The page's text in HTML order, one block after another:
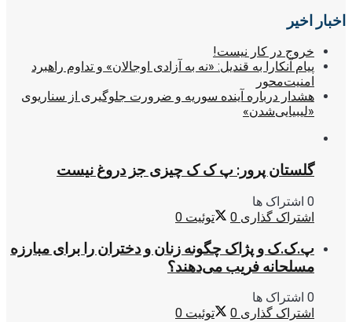
اخبار اخیر
خروج در کار نیست!
پیام آنکارا به قندیل: «نه به آزادی اوجالان» و تداوم راهبرد
امنیت‌محور
هشدار درباره آینده سوریه و ضرورت جلوگیری از سناریوی
«لیبیایی‌شدن»
گلستان پرور: پ ک ک چیزی جز دروغ نیست
0 اشتراک ها
اشتراک گذاری 0 توئیت 0
پ.ک.ک و پژاک چگونه زنان و دختران را برای مبارزه
مسلحانه فریب می‌دهند؟
0 اشتراک ها
اشتراک گذاری 0 توئیت 0